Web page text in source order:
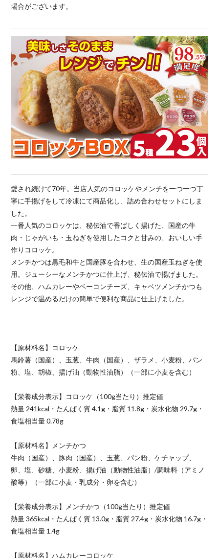
場合がございます。
愛され続けて70年。当店人気のコロッケやメンチを一つ一つ丁
寧に手揚げをして冷凍にて商品化し、詰め合わせセットにしま
した。
一番人気のコロッケは、秘伝油で香ばしく揚げた、国産の牛
肉・じゃがいも・玉ねぎを使用したコクと甘みの、おいしい手
作りコロッケ。
メンチかつは黒毛和牛と国産豚を合わせ、生の国産玉ねぎを使
用。ジューシーなメンチかつに仕上げ、秘伝油で揚げました。
その他、ハムカレーやベーコンチーズ、キャベツメンチかつも
レンジで温めるだけの簡単で便利な商品に仕上げました。
【原材料名】コロッケ
馬鈴薯（国産）、玉葱、牛肉（国産）、ザラメ、小麦粉、パン
粉、塩、胡椒、揚げ油（動物性油脂）（一部に小麦を含む）
【栄養成分表示】コロッケ（100g当たり）推定値
熱量 241kcal・たんぱく質 4.1g・脂質 11.8g・炭水化物 29.7g・
食塩相当量 0.78g
【原材料名】メンチかつ
牛肉（国産）、豚肉（国産）、玉葱、パン粉、ケチャップ、
卵、塩、砂糖、小麦粉、揚げ油（動物性油脂）/調味料（アミノ
酸等）（一部に小麦・乳成分・卵を含む）
【栄養成分表示】メンチかつ（100g当たり）推定値
熱量 365kcal・たんぱく質 13.0g・脂質 27.4g・炭水化物 16.7g・
食塩相当量 1.4g
【原材料名】ハムカレーコロッケ